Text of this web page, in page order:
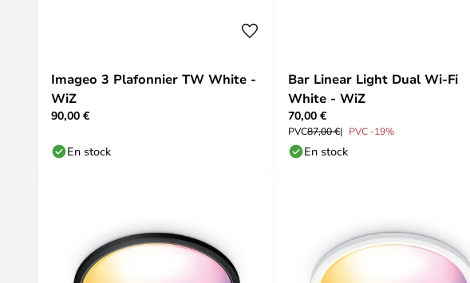
Imageo 3 Plafonnier TW White -
WiZ
90,00 €
En stock
Bar Linear Light Dual Wi-Fi
White - WiZ
70,00 €
PVC87,00 € PVC -19%
En stock